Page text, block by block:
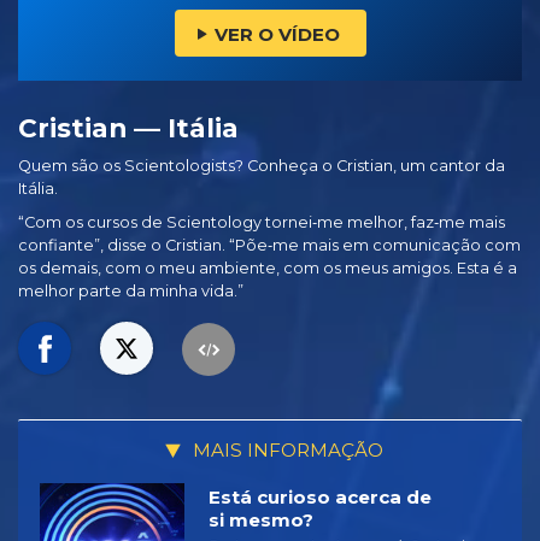
VER O VÍDEO
Cristian — Itália
Quem são os Scientologists? Conheça o Cristian, um cantor da
Itália.
“Com os cursos de Scientology tornei‑me melhor, faz‑me mais
confiante”, disse o Cristian. “Põe‑me mais em comunicação com
os demais, com o meu ambiente, com os meus amigos. Esta é a
melhor parte da minha vida.”
MAIS INFORMAÇÃO
Está curioso acerca de
si mesmo?